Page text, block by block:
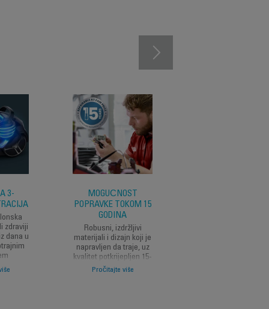
3-
zdraviji
dana u
i
preko
MOGUĆNOST
POPRAVKE TOKOM 15
GODINA
Robusni, izdržljivi
materijali i dizajn koji je
napravljen da traje, uz
kvalitet potkrijepljen 15-
godišnjom
Pročitajte više